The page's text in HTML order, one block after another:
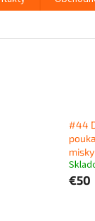
#44
€50